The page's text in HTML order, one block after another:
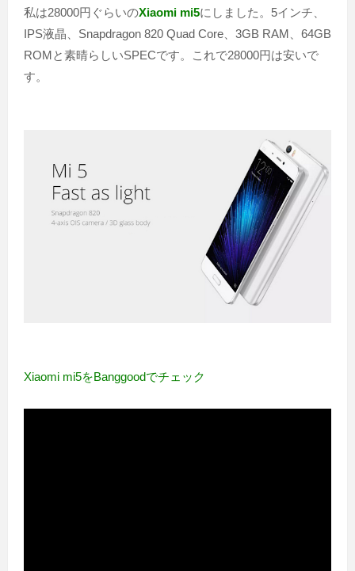
私は28000円ぐらいのXiaomi mi5にしました。5インチ、
IPS液晶、Snapdragon 820 Quad Core、3GB RAM、64GB
ROMと素晴らしいSPECです。これで28000円は安いで
す。
Xiaomi mi5をBanggoodでチェック